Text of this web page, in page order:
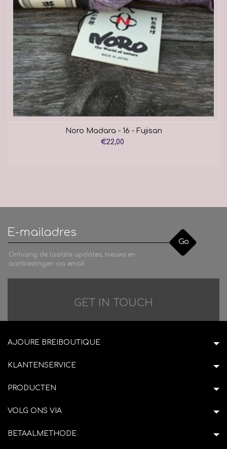
Noro Madara - 16 - Fujisan
€22,00
Go
Ontvang de laatste updates, nieuws en
aanbiedingen via email
GET IN TOUCH
AJOURE BREIBOUTIQUE
KLANTENSERVICE
PRODUCTEN
VOLG ONS VIA
BETAALMETHODE